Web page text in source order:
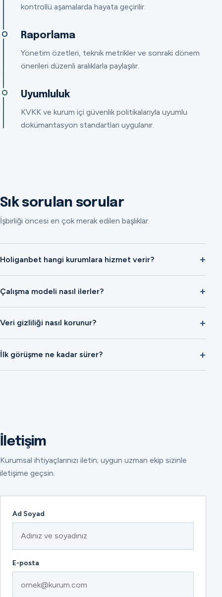
kontrollü aşamalarda hayata geçirilir.
Raporlama
Yönetim özetleri, teknik metrikler ve sonraki dönem
önerileri düzenli aralıklarla paylaşılır.
Uyumluluk
KVKK ve kurum içi güvenlik politikalarıyla uyumlu
dokümantasyon standartları uygulanır.
Sık sorulan sorular
İşbirliği öncesi en çok merak edilen başlıklar.
Holiganbet hangi kurumlara hizmet verir?
Çalışma modeli nasıl ilerler?
Veri gizliliği nasıl korunur?
İlk görüşme ne kadar sürer?
İletişim
Kurumsal ihtiyaçlarınızı iletin; uygun uzman ekip sizinle
iletişime geçsin.
Ad Soyad
E-posta